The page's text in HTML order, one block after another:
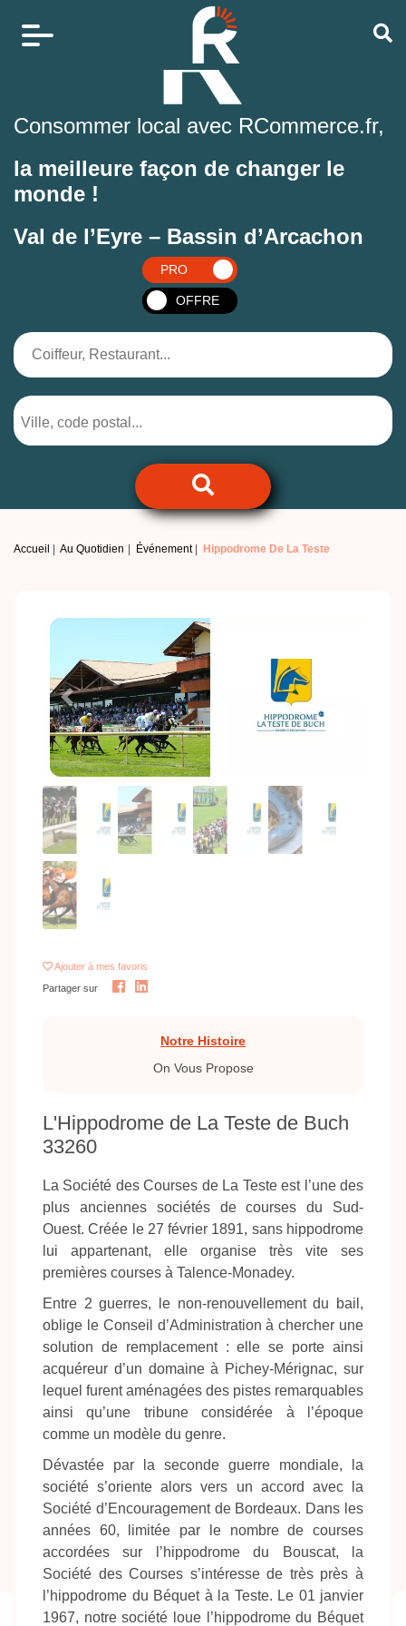
Consommer local avec RCommerce.fr,
la meilleure façon de changer le
monde !
Val de l’Eyre – Bassin d’Arcachon
PRO
OFFRE
Accueil Au Quotidien Événement Hippodrome De La Teste
Previous
Ajouter à mes favoris
Partager sur
Notre Histoire
On Vous Propose
L'Hippodrome de La Teste de Buch
33260
La Société des Courses de La Teste est l’une des
plus anciennes sociétés de courses du Sud-
Ouest. Créée le 27 février 1891, sans hippodrome
lui appartenant, elle organise très vite ses
premières courses à Talence-Monadey.
Entre 2 guerres, le non-renouvellement du bail,
oblige le Conseil d’Administration à chercher une
solution de remplacement : elle se porte ainsi
acquéreur d’un domaine à Pichey-Mérignac, sur
lequel furent aménagées des pistes remarquables
ainsi qu’une tribune considérée à l’époque
comme un modèle du genre.
Dévastée par la seconde guerre mondiale, la
société s’oriente alors vers un accord avec la
Société d’Encouragement de Bordeaux. Dans les
années 60, limitée par le nombre de courses
accordées sur l’hippodrome du Bouscat, la
Société des Courses s’intéresse de très près à
l’hippodrome du Béquet à la Teste. Le 01 janvier
1967, notre société loue l’hippodrome du Béquet